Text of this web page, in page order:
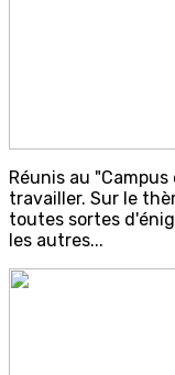
Réunis au
travailler. Sur le
toutes sortes
les autres...